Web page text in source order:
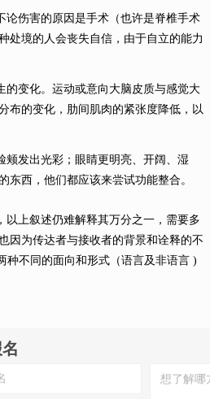
伤害的原因是手术（也许是脊椎手术
处境的人会丧失自信，由于自立的能力
变化。运动或意向大脑皮质与感觉大
布的变化，肋间肌肉的紧张度降低，以
发出光彩；眼睛更明亮、开阔、湿
西，他们都应该来尝试功能整合。
上叙述仍难解释其万分之一，需要多
因为传达者与接收者的背景和诠释的不
种不同的面向和形式（语言及非语言 )